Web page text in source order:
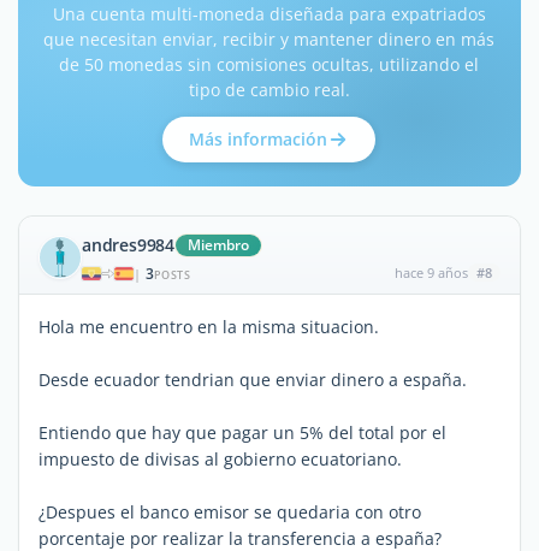
Una cuenta multi-moneda diseñada para expatriados
que necesitan enviar, recibir y mantener dinero en más
de 50 monedas sin comisiones ocultas, utilizando el
tipo de cambio real.
Más información
andres9984 Miembro
| 3POSTS hace 9 años #8
Hola me encuentro en la misma situacion.
Desde ecuador tendrian que enviar dinero a españa.
Entiendo que hay que pagar un 5% del total por el
impuesto de divisas al gobierno ecuatoriano.
¿Despues el banco emisor se quedaria con otro
porcentaje por realizar la transferencia a españa?